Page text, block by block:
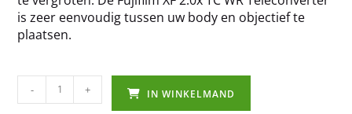
is zeer eenvoudig tussen uw body en objectief te
plaatsen.
- + IN WINKELMAND